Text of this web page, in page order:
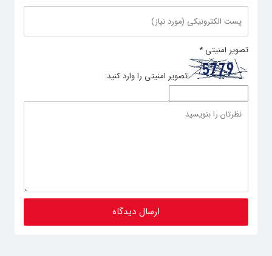
تصویر امنیتی *
تصویر امنیتی را وارد کنید: